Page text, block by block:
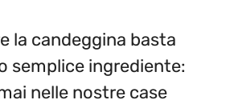
la candeggina basta
semplice ingrediente:
nelle nostre case